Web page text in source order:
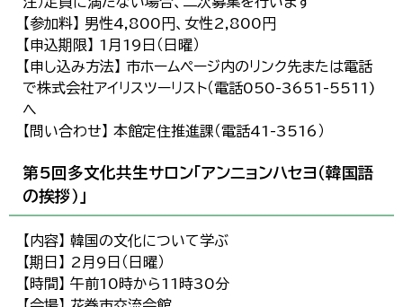
【参加料】 男性4,800円、女性2,800円
【申込期限】 1月19日（日曜）
【申し込み方法】 市ホームページ内のリンク先または電話
で株式会社アイリスツーリスト（電話050-3651-5511)
へ
【問い合わせ】 本館定住推進課（電話41-3516）
第5回多文化共生サロン「アンニョンハセヨ（韓国語
の挨拶）」
【内容】 韓国の文化について学ぶ
【期日】 2月9日（日曜）
【時間】 午前10時から11時30分